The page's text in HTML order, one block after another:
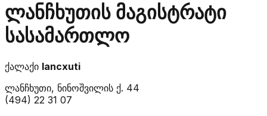
ლანჩხუთის მაგისტრატი
სასამართლო
ქალაქი lancxuti
ლანჩხუთი, ნინოშვილის ქ. 44
(494) 22 31 07